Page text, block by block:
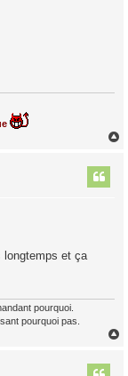
longtemps et ça
pourquoi.
pourquoi pas.